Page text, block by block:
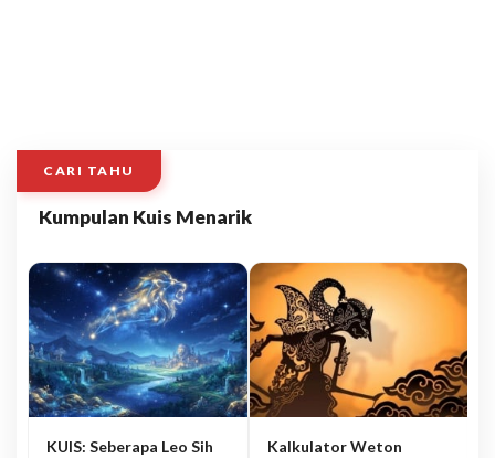
CARI TAHU
Kumpulan Kuis Menarik
KUIS: Seberapa Leo Sih
Kalkulator Weton